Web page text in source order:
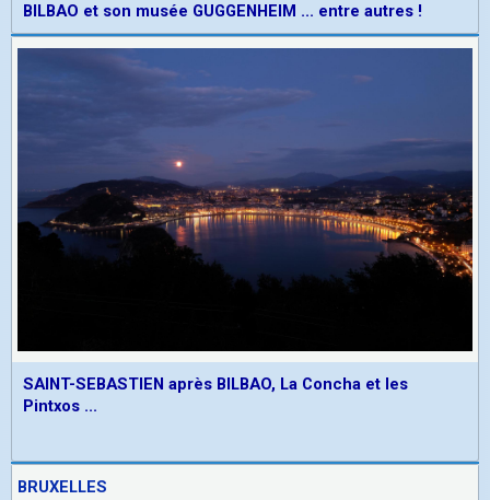
BILBAO et son musée GUGGENHEIM ... entre autres !
SAINT-SEBASTIEN après BILBAO, La Concha et les
Pintxos ...
BRUXELLES